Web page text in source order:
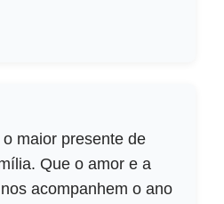
maior presente de
Que o amor e a
acompanhem o ano